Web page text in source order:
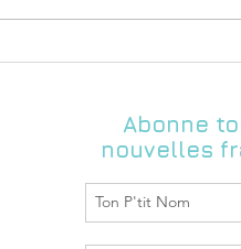
vous y présente les
Abonne
nouvelles